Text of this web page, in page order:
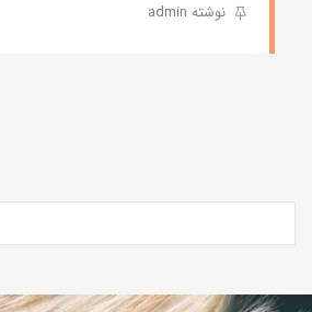
نوشته admin